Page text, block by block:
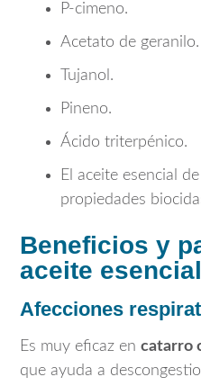
P-cimeno.
Acetato de geranilo.
Tujanol.
Pineno.
Ácido triterpénico.
El aceite esencial
propiedades
Beneficios y
aceite
Afecciones
Es muy eficaz en catarro
que ayuda a